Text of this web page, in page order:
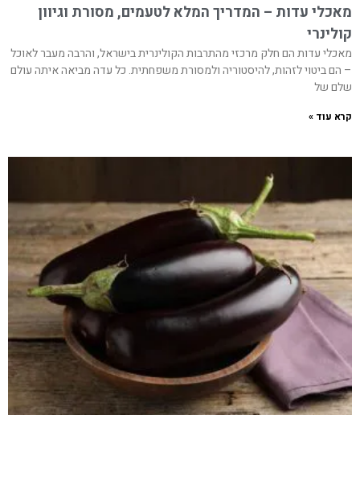
מאכלי עדות – המדריך המלא לטעמים, מסורת וגיוון
קולינרי
מאכלי עדות הם חלק מרכזי מהתרבות הקולינרית בישראל, והרבה מעבר לאוכל
– הם ביטוי לזהות, להיסטוריה ולמסורת משפחתית. כל עדה מביאה איתה עולם
שלם של
קרא עוד »